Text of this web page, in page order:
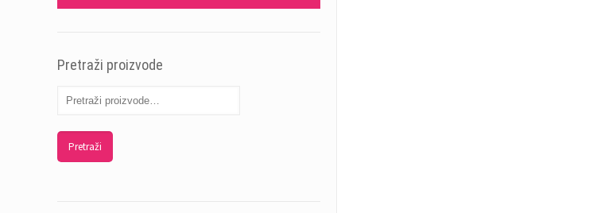
Pretraži proizvode
Pretraži